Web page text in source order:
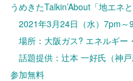
うめきたTalkin’About「地エネ
2021年3月24日（水）7pm～
場所：大阪ガス? エネルギ
話題提供：辻本 一好氏（神
参加無料